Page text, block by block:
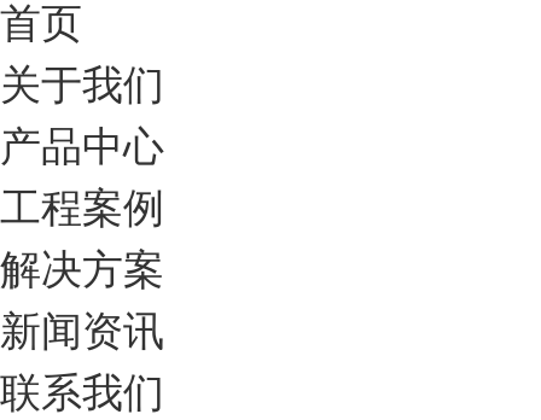
首页
关于我们
产品中心
工程案例
解决方案
新闻资讯
联系我们